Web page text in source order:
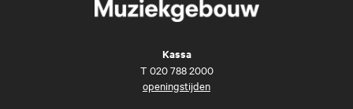
Kassa
T 020 788 2000
openingstijden